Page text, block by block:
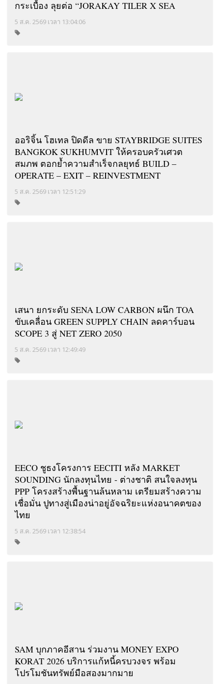
กระเบื้อง ลุยต่อ “JORAKAY TILER X SEA
5 ส.ค. 2569 เวลา 13:04:06
ออริจิ้น โฮเทล ปิดดีล ขาย STAYBRIDGE SUITES
BANGKOK SUKHUMVIT ให้ครอบครัวเศวต
สมภพ ตอกย้ำความสำเร็จกลยุทธ์ BUILD –
OPERATE – EXIT – REINVESTMENT
5 ส.ค. 2569 เวลา 12:51:29
เสนา ยกระดับ SENA LOW CARBON ผนึก TOA
ขับเคลื่อน GREEN SUPPLY CHAIN ลดคาร์บอน
SCOPE 3 สู่ NET ZERO 2050
5 ส.ค. 2569 เวลา 12:49:49
EECO ชูธงโครงการ EECITI หลัง MARKET
SOUNDING นักลงทุนไทย - ต่างชาติ สนใจลงทุน
PPP โครงสร้างพื้นฐานล้นหลาม เตรียมสร้างความ
เชื่อมั่น ปูทางสู่เมืองน่าอยู่อัจฉริยะแห่งอนาคตของ
ไทย
5 ส.ค. 2569 เวลา 12:38:54
SAM บุกภาคอีสาน ร่วมงาน MONEY EXPO
KORAT 2026 บริการแก้หนี้ครบวงจร พร้อม
โปรโมชันทรัพย์มือสองมากมาย